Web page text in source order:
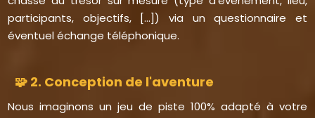
participants, objectifs, [...]) via un questionnaire et
éventuel échange téléphonique.
🧩 2. Conception de l'aventure
Nous imaginons un jeu de piste 100% adapté à votre